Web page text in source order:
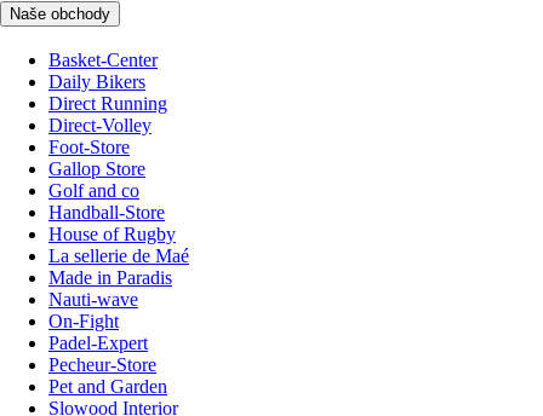
Naše obchody
Basket-Center
Daily Bikers
Direct Running
Direct-Volley
Foot-Store
Gallop Store
Golf and co
Handball-Store
House of Rugby
La sellerie de Maé
Made in Paradis
Nauti-wave
On-Fight
Padel-Expert
Pecheur-Store
Pet and Garden
Slowood Interior